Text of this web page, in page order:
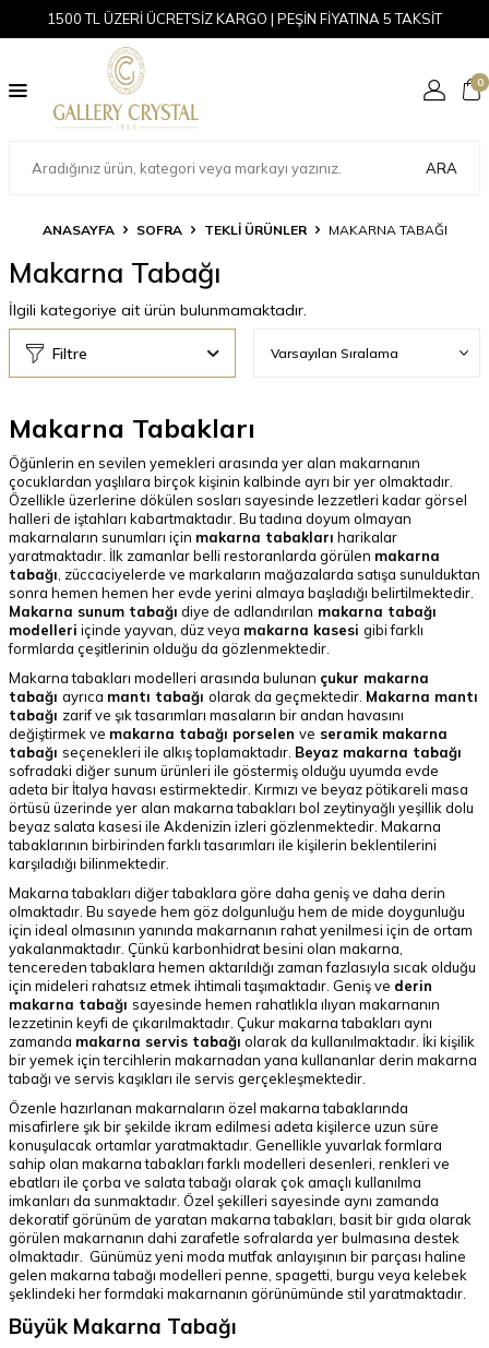
1500 TL ÜZERİ ÜCRETSİZ KARGO | PEŞİN FİYATINA 5 TAKSİT
ARA
0
ANASAYFA SOFRA TEKLI ÜRÜNLER MAKARNA TABAĞI
Makarna Tabağı
İlgili kategoriye ait ürün bulunmamaktadır.
Filtre
Makarna Tabakları
Öğünlerin en sevilen yemekleri arasında yer alan makarnanın
çocuklardan yaşlılara birçok kişinin kalbinde ayrı bir yer olmaktadır.
Özellikle üzerlerine dökülen sosları sayesinde lezzetleri kadar görsel
halleri de iştahları kabartmaktadır. Bu tadına doyum olmayan
makarnaların sunumları için makarna tabakları harikalar
yaratmaktadır. İlk zamanlar belli restoranlarda görülen makarna
tabağı , züccaciyelerde ve markaların mağazalarda satışa sunulduktan
sonra hemen hemen her evde yerini almaya başladığı belirtilmektedir.
Makarna sunum tabağı diye de adlandırılan makarna tabağı
modelleri içinde yayvan, düz veya makarna kasesi gibi farklı
formlarda çeşitlerinin olduğu da gözlenmektedir.
Makarna tabakları modelleri arasında bulunan çukur makarna
tabağı ayrıca mantı tabağı olarak da geçmektedir. Makarna mantı
tabağı zarif ve şık tasarımları masaların bir andan havasını
değiştirmek ve makarna tabağı porselen ve seramik makarna
tabağı seçenekleri ile alkış toplamaktadır. Beyaz makarna tabağı
sofradaki diğer sunum ürünleri ile göstermiş olduğu uyumda evde
adeta bir İtalya havası estirmektedir. Kırmızı ve beyaz pötikareli masa
örtüsü üzerinde yer alan makarna tabakları bol zeytinyağlı yeşillik dolu
beyaz salata kasesi ile Akdenizin izleri gözlenmektedir. Makarna
tabaklarının birbirinden farklı tasarımları ile kişilerin beklentilerini
karşıladığı bilinmektedir.
Makarna tabakları diğer tabaklara göre daha geniş ve daha derin
olmaktadır. Bu sayede hem göz dolgunluğu hem de mide doygunluğu
için ideal olmasının yanında makarnanın rahat yenilmesi için de ortam
yakalanmaktadır. Çünkü karbonhidrat besini olan makarna,
tencereden tabaklara hemen aktarıldığı zaman fazlasıyla sıcak olduğu
için mideleri rahatsız etmek ihtimali taşımaktadır. Geniş ve derin
makarna tabağı sayesinde hemen rahatlıkla ılıyan makarnanın
lezzetinin keyfi de çıkarılmaktadır. Çukur makarna tabakları aynı
zamanda makarna servis tabağı olarak da kullanılmaktadır. İki kişilik
bir yemek için tercihlerin makarnadan yana kullananlar derin makarna
tabağı ve servis kaşıkları ile servis gerçekleşmektedir.
Özenle hazırlanan makarnaların özel makarna tabaklarında
misafirlere şık bir şekilde ikram edilmesi adeta kişilerce uzun süre
konuşulacak ortamlar yaratmaktadır. Genellikle yuvarlak formlara
sahip olan makarna tabakları farklı modelleri desenleri, renkleri ve
ebatları ile çorba ve salata tabağı olarak çok amaçlı kullanılma
imkanları da sunmaktadır. Özel şekilleri sayesinde aynı zamanda
dekoratif görünüm de yaratan makarna tabakları, basit bir gıda olarak
görülen makarnanın dahi zarafetle sofralarda yer bulmasına destek
olmaktadır. Günümüz yeni moda mutfak anlayışının bir parçası haline
gelen makarna tabağı modelleri penne, spagetti, burgu veya kelebek
şeklindeki her formdaki makarnanın görünümünde stil yaratmaktadır.
Büyük Makarna Tabağı